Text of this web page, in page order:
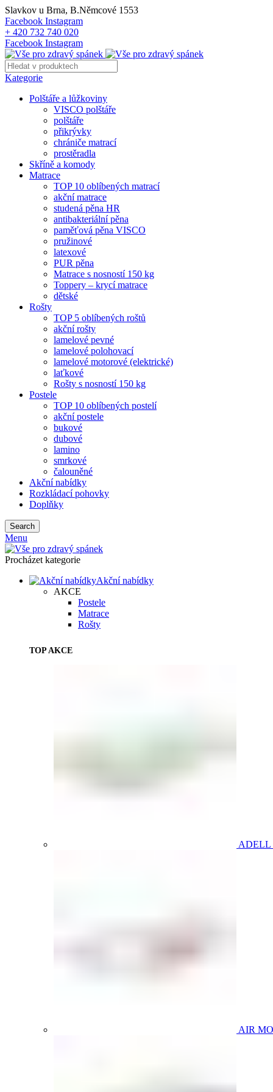
Slavkov u Brna, B.Němcové 1553
Facebook Instagram
+ 420 732 740 020
Facebook Instagram
Kategorie
Polštáře a lůžkoviny
VISCO polštáře
polštáře
přikrývky
chrániče matrací
prostěradla
Skříně a komody
Matrace
TOP 10 oblíbených matrací
akční matrace
studená pěna HR
antibakteriální pěna
paměťová pěna VISCO
pružinové
latexové
PUR pěna
Matrace s nosností 150 kg
Toppery – krycí matrace
dětské
Rošty
TOP 5 oblíbených roštů
akční rošty
lamelové pevné
lamelové polohovací
lamelové motorové (elektrické)
laťkové
Rošty s nosností 150 kg
Postele
TOP 10 oblíbených postelí
akční postele
bukové
dubové
lamino
smrkové
čalouněné
Akční nabídky
Rozkládací pohovky
Doplňky
Search
Menu
Procházet kategorie
Akční nabídky
AKCE
Postele
Matrace
Rošty
TOP AKCE
ADELL
AIR